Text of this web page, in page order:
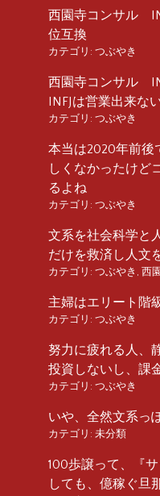
西園寺コンサル
位互換
カテゴリ: つぶやき
西園寺コンサル
INFJは営業出来な
カテゴリ: つぶやき
本当は2020年前後
しくなかったけど
るよね
カテゴリ: つぶやき
文系を社会科学と
だけを救済し人文
カテゴリ: つぶやき , 西
主婦はエリート階
カテゴリ: つぶやき
努力に疲れる人、
投資しないし、課
カテゴリ: つぶやき
いや、全然文系
カテゴリ: 未分類
100歩譲って、『
しても、億稼ぐ旦